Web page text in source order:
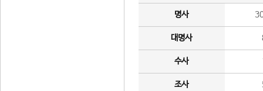
명사
대명사
수사
조사